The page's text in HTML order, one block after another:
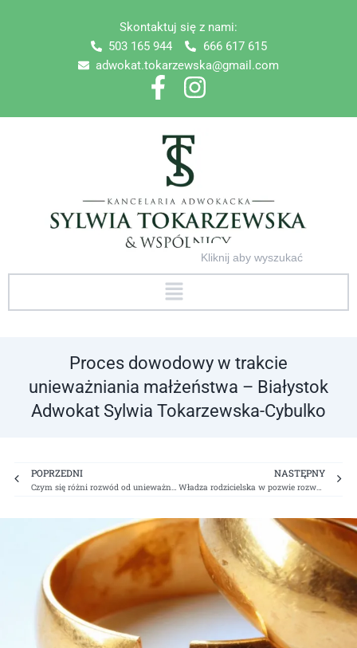
Skontaktuj się z nami:
503 165 944
666 617 615
adwokat.tokarzewska@gmail.com
Menu
Search
for:
Proces dowodowy w trakcie
unieważniania małżeństwa – Białystok
Adwokat Sylwia Tokarzewska-Cybulko
PrevPOPRZEDNI NASTĘPNY
Władza rodzicielska w pozwie rozwodowym – Rozwód Białystok Adwokat Sylwia Tokarzewska-Cybulko